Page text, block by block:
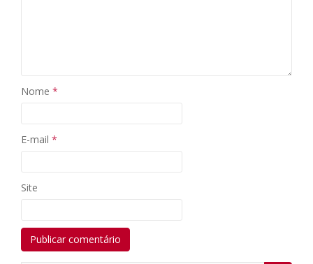
Nome *
E-mail *
Site